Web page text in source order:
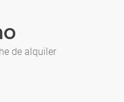
de alquiler